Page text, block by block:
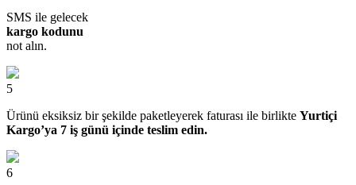
SMS ile gelecek
kargo kodunu
not alın.
5
Ürünü eksiksiz bir şekilde paketleyerek faturası ile birlikte Yurtiçi
Kargo’ya 7 iş günü içinde teslim edin.
6